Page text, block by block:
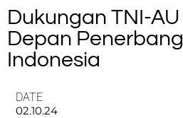
Dukungan TNI-
Depan
Indonesia
DATE
02.10.24